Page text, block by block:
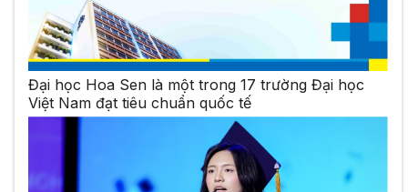
Đại học Hoa Sen là một trong 17 trường Đại học
Việt Nam đạt tiêu chuẩn quốc tế